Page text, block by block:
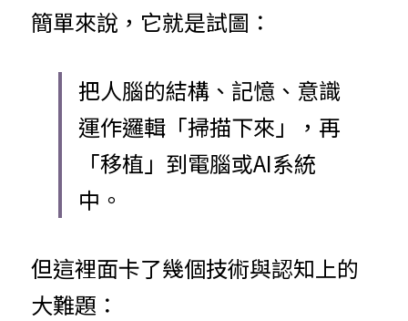
簡單來說，它就是試圖：
把人腦的結構、記憶、意識
運作邏輯「掃描下來」，再
「移植」到電腦或AI系統
中。
但這裡面卡了幾個技術與認知上的
大難題：